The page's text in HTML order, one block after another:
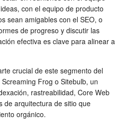
con el equipo de producto
sean amigables con el SEO, o
de progreso y discutir las
efectiva es clave para alinear a
crucial de este segmento del
Frog o Sitebulb, un
rastreabilidad, Core Web
de arquitectura de sitio que
orgánico.